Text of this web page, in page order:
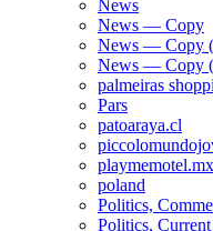
News
News — Copy
News — Copy
News — Copy
palmeiras
Pars
patoaraya.cl
playmemotel.mx
poland
Politics,
Politics,